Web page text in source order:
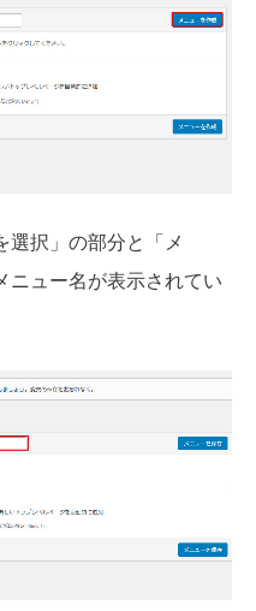
択」の部分と「メ
ニュー名が表示されてい